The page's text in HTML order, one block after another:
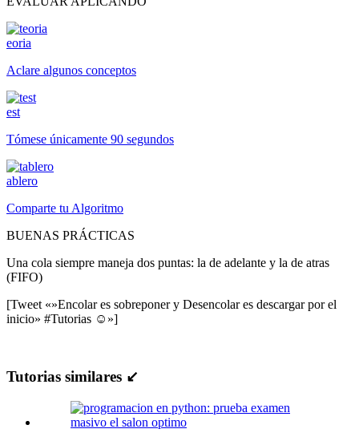
eoria
Aclare algunos conceptos
est
Tómese únicamente 90 segundos
ablero
Comparte tu Algoritmo
BUENAS PRÁCTICAS
Una cola siempre maneja dos puntas: la de adelante y la de atras
(FIFO)
[Tweet «»Encolar es sobreponer y Desencolar es descargar por el
inicio» #Tutorias ☺»]
Tutorias similares ↙